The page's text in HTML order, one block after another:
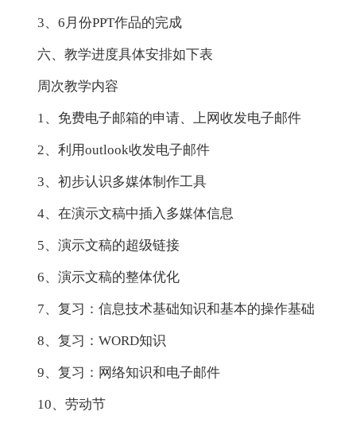
3、6月份PPT作品的完成
六、教学进度具体安排如下表
周次教学内容
1、免费电子邮箱的申请、上网收发电子邮件
2、利用outlook收发电子邮件
3、初步认识多媒体制作工具
4、在演示文稿中插入多媒体信息
5、演示文稿的超级链接
6、演示文稿的整体优化
7、复习：信息技术基础知识和基本的操作基础
8、复习：WORD知识
9、复习：网络知识和电子邮件
10、劳动节